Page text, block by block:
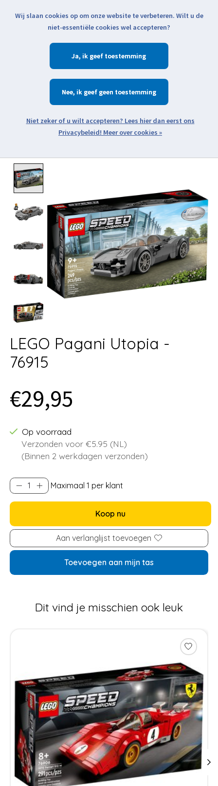
Klik voor actuele verzendinformatie...
Verlanglijst
Zoeken
Open webshop menu
LEGO Pagani Utopia -
76915
€29,95
Op voorraad
Verzonden voor €5.95 (NL)
(Binnen 2 werkdagen verzonden)
Maximaal 1 per klant
Koop nu
Aan verlanglijst toevoegen
Toevoegen aan mijn tas
Dit vind je misschien ook leuk
Wij slaan cookies op om onze website te verbeteren. Wilt u de
niet-essentiële cookies wel accepteren?
Ja
Nee
Meer over cookies »